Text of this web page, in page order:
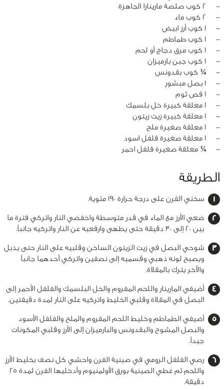
‏-
2 كوب صلصة مارينارا الجاهزة
‏-
2 كوب ماء
‏-
1 كوب أرز ابيض
‏-
1 كوب طماطم
‏-
1 كوب مرق دجاج أو لحم
‏-
1 كوب جبن بارميزان
‏-
¼ كوب بقدونس
‏-
1 بصل مبشور
‏-
1 فص ثوم
‏-
1 معلقة كبيرة خل بلسمك
‏-
1 معلقة كبيرة زيت زيتون
‏-
1 معلقة صغيرة ملح
‏-
1 معلقة صغيرة فلفل اسود
‏-
¼ معلقة صغيرة فلفل احمر
الطريقة
‏سخني الفرن على درجة حرارة 190 مئوية.
ضعي الأرز مع الماء في قدر متوسطة واخفضي النار واتركي فترة ما
بين 20 إلى 30 دقيقة حتى يطهى وارفعيه عن النار واتركيه جانباً.
شوحي البصل في زيت الزيتون الساخن وقلبيه على النار حتى يذبل
ويصبح لونه ذهبي وقسميه إلى نصفين واتركي أحدهما جانباً
والآخر يترك بالمقلاة.
أضيفي المارينار واللحم المفروم والخل البلسمك والفلفل الأحمر إلى
البصل في المقلاة وقلبي الخليط واتركيه على النار لمدة دقيقتين.
أضيفي الطماطم وخليط اللحم المفروم والملح والفلفل الأسود
والبصل المشوح والبقدونس والبارميزان إلى الأرز وقلبي المكونات
جيداً.
رصي الفلفل الرومي في صينية الفرن واحشي كل نصف بخليط الأرز
واللحم ثم غطي الصينية بورق الأولمنيوم وأدخليها الفرن لمدة 25
دقيقة.